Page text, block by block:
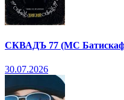
СКВАДЪ 77 (МС Батискаф
30.07.2026